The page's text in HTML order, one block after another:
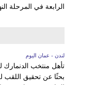
الرابعة في المرحلة النهائية للموسم
لندن - عمان اليوم
بحثًا عن تحقيق اللقب